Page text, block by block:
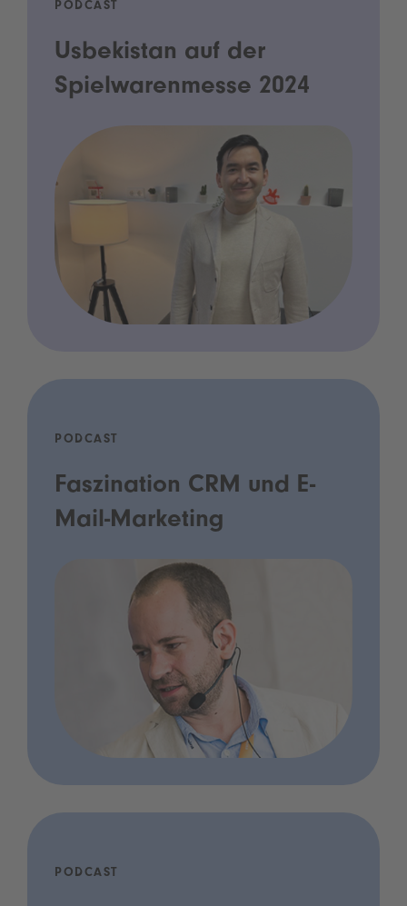
PODCAST
Usbekistan auf der
Spielwarenmesse 2024
PODCAST
Faszination CRM und E-
Mail-Marketing
PODCAST